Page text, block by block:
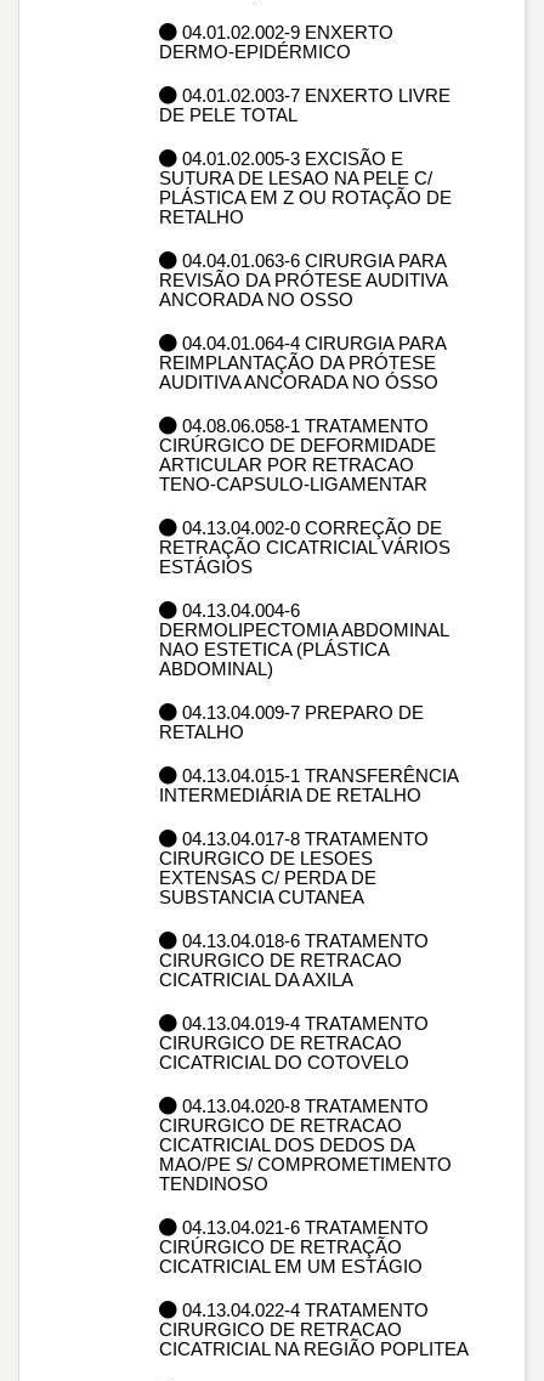
04.01.02.002-9 ENXERTO
DERMO-EPIDÉRMICO
04.01.02.003-7 ENXERTO LIVRE
DE PELE TOTAL
04.01.02.005-3 EXCISÃO E
SUTURA DE LESAO NA PELE C/
PLÁSTICA EM Z OU ROTAÇÃO DE
RETALHO
04.04.01.063-6 CIRURGIA PARA
REVISÃO DA PRÓTESE AUDITIVA
ANCORADA NO OSSO
04.04.01.064-4 CIRURGIA PARA
REIMPLANTAÇÃO DA PRÓTESE
AUDITIVA ANCORADA NO ÓSSO
04.08.06.058-1 TRATAMENTO
CIRÚRGICO DE DEFORMIDADE
ARTICULAR POR RETRACAO
TENO-CAPSULO-LIGAMENTAR
04.13.04.002-0 CORREÇÃO DE
RETRAÇÃO CICATRICIAL VÁRIOS
ESTÁGIOS
04.13.04.004-6
DERMOLIPECTOMIA ABDOMINAL
NAO ESTETICA (PLÁSTICA
ABDOMINAL)
04.13.04.009-7 PREPARO DE
RETALHO
04.13.04.015-1 TRANSFERÊNCIA
INTERMEDIÁRIA DE RETALHO
04.13.04.017-8 TRATAMENTO
CIRURGICO DE LESOES
EXTENSAS C/ PERDA DE
SUBSTANCIA CUTANEA
04.13.04.018-6 TRATAMENTO
CIRURGICO DE RETRACAO
CICATRICIAL DA AXILA
04.13.04.019-4 TRATAMENTO
CIRURGICO DE RETRACAO
CICATRICIAL DO COTOVELO
04.13.04.020-8 TRATAMENTO
CIRURGICO DE RETRACAO
CICATRICIAL DOS DEDOS DA
MAO/PE S/ COMPROMETIMENTO
TENDINOSO
04.13.04.021-6 TRATAMENTO
CIRÚRGICO DE RETRAÇÃO
CICATRICIAL EM UM ESTÁGIO
04.13.04.022-4 TRATAMENTO
CIRURGICO DE RETRACAO
CICATRICIAL NA REGIÃO POPLITEA